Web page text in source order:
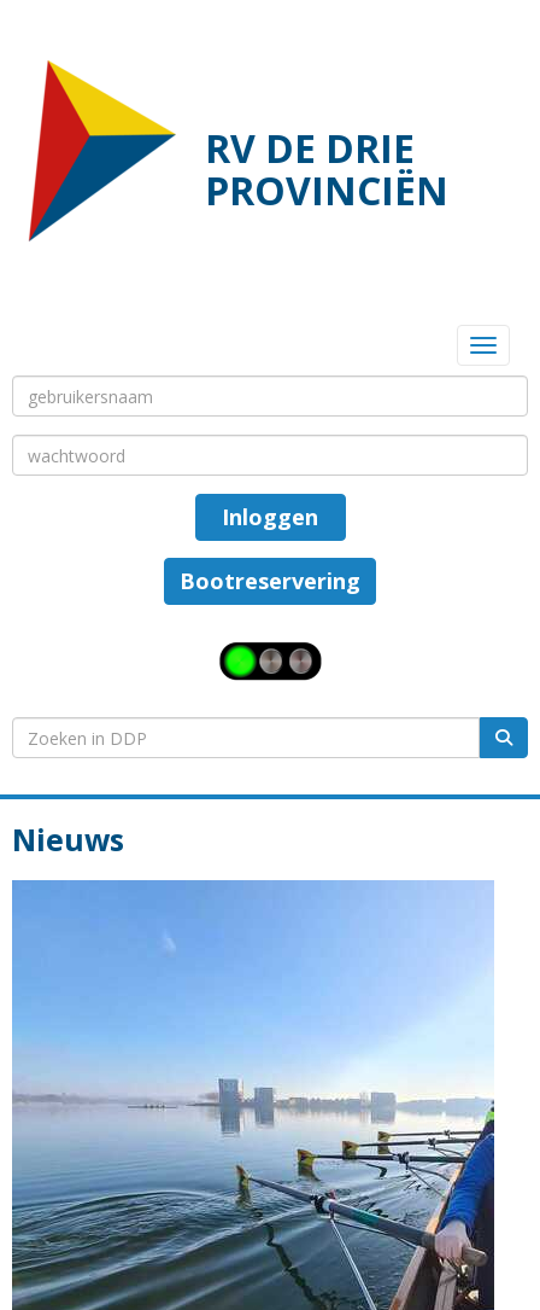
RV DE DRIE
PROVINCIËN
Inloggen
Bootreservering
Nieuws